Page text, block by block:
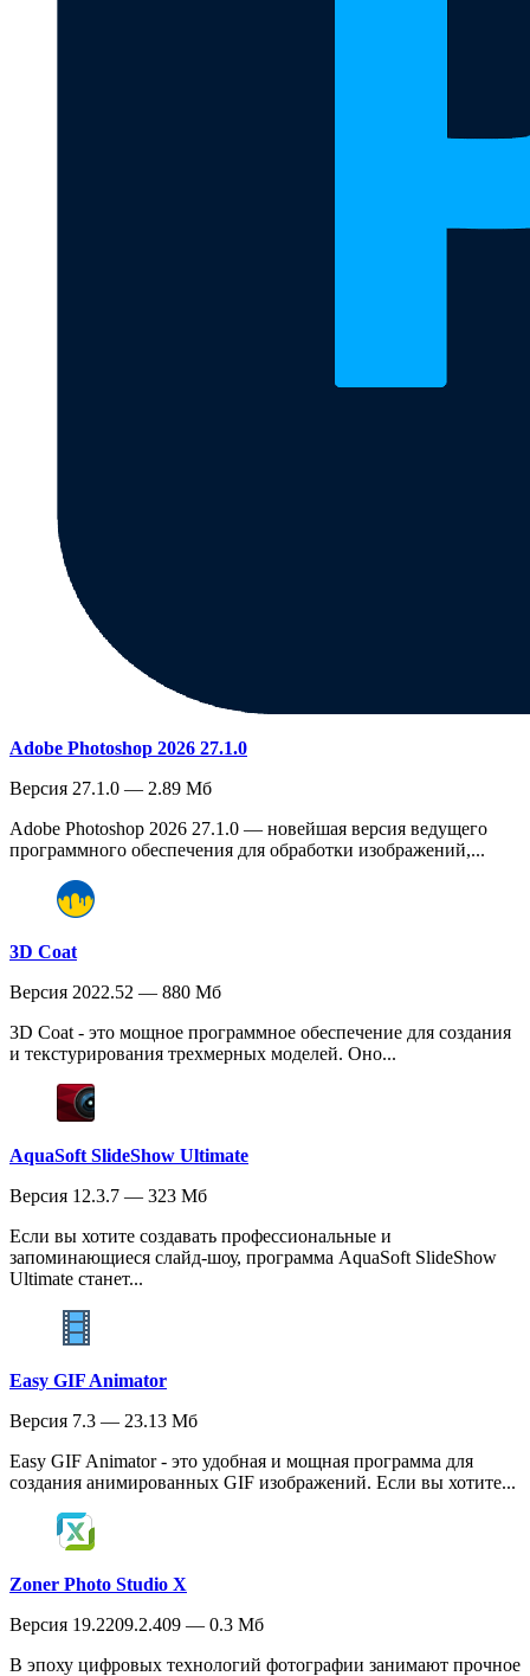
Adobe Photoshop 2026 27.1.0
Версия 27.1.0 — 2.89 Мб
Adobe Photoshop 2026 27.1.0 — новейшая версия ведущего
программного обеспечения для обработки изображений,...
3D Coat
Версия 2022.52 — 880 Мб
3D Coat - это мощное программное обеспечение для создания
и текстурирования трехмерных моделей. Оно...
AquaSoft SlideShow Ultimate
Версия 12.3.7 — 323 Мб
Если вы хотите создавать профессиональные и
запоминающиеся слайд-шоу, программа AquaSoft SlideShow
Ultimate станет...
Easy GIF Animator
Версия 7.3 — 23.13 Мб
Easy GIF Animator - это удобная и мощная программа для
создания анимированных GIF изображений. Если вы хотите...
Zoner Photo Studio X
Версия 19.2209.2.409 — 0.3 Мб
В эпоху цифровых технологий фотографии занимают прочное